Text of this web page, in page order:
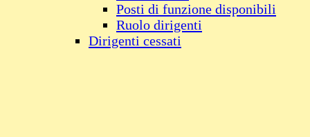
Posti di funzione disponibili
Ruolo dirigenti
Dirigenti cessati